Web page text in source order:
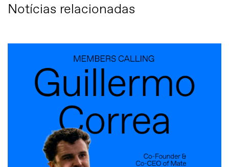
Notícias relacionadas